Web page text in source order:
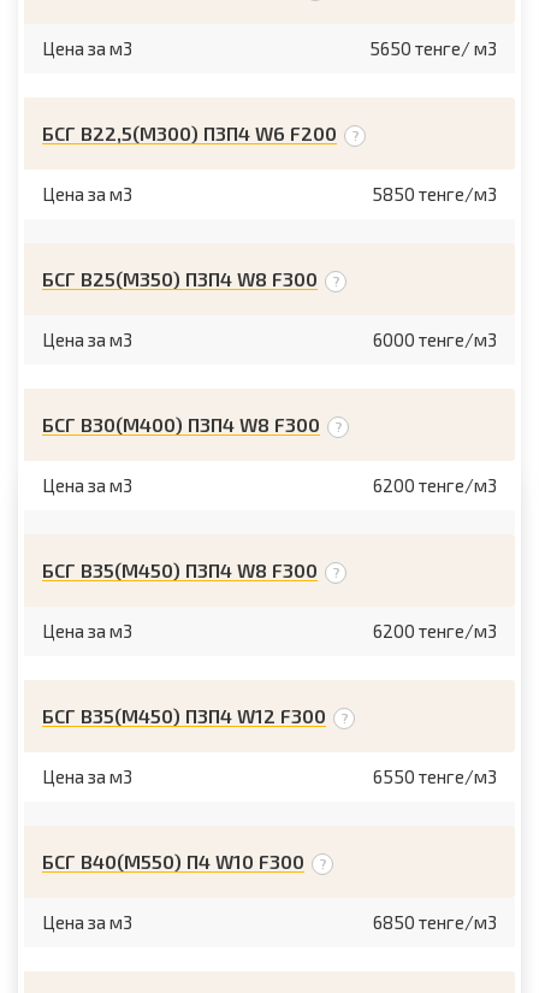
Цена за м3 5650 тенге/ м3
БСГ В22,5(М300) П3П4 W6 F200
Цена за м3 5850 тенге/м3
БСГ В25(М350) П3П4 W8 F300
Цена за м3 6000 тенге/м3
БСГ В30(М400) П3П4 W8 F300
Цена за м3 6200 тенге/м3
БСГ В35(М450) П3П4 W8 F300
Цена за м3 6200 тенге/м3
БСГ В35(М450) П3П4 W12 F300
Цена за м3 6550 тенге/м3
БСГ В40(М550) П4 W10 F300
Цена за м3 6850 тенге/м3